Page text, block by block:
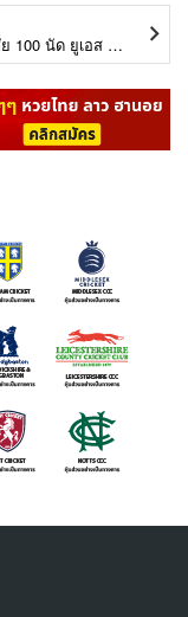
นัด ยูเอส โอเพ่น